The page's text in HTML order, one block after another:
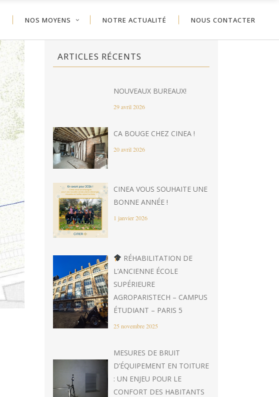
NOS MOYENS NOTRE ACTUALITÉ NOUS CONTACTER
ARTICLES RÉCENTS
NOUVEAUX BUREAUX!
29 avril 2026
CA BOUGE CHEZ CINEA !
20 avril 2026
CINEA VOUS SOUHAITE UNE
BONNE ANNÉE !
1 janvier 2026
RÉHABILITATION DE
L’ANCIENNE ÉCOLE
SUPÉRIEURE
AGROPARISTECH – CAMPUS
ÉTUDIANT – PARIS 5
25 novembre 2025
MESURES DE BRUIT
D’ÉQUIPEMENT EN TOITURE
: UN ENJEU POUR LE
CONFORT DES HABITANTS